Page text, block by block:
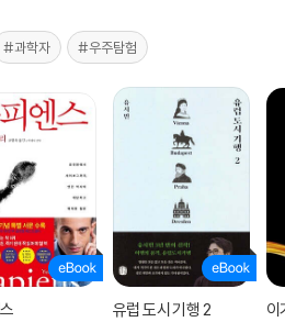
#과학자 #우주탐험
유럽 도시 기행 2
이